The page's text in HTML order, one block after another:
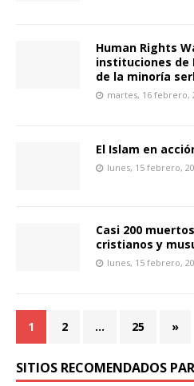
Human Rights
instituciones de
de la minoría
martes, 16 febrero,
El Islam en
lunes, 15 febrero,
Casi 200
cristianos y
lunes, 15 febrero,
1 2 … 25 »
SITIOS RECOMENDADOS